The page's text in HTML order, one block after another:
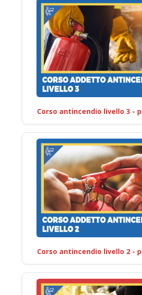
Corso antincendio livello 3 -
Corso antincendio livello 2 -